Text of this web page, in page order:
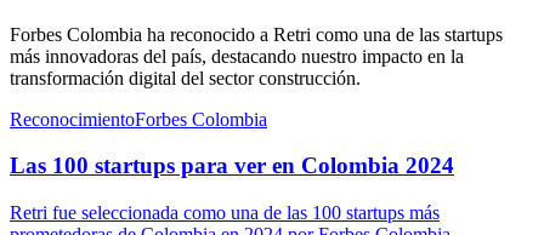
Forbes Colombia ha reconocido a Retri como una de las startups
más innovadoras del país, destacando nuestro impacto en la
transformación digital del sector construcción.
ReconocimientoForbes Colombia
Las 100 startups para ver en Colombia 2024
Retri fue seleccionada como una de las 100 startups más